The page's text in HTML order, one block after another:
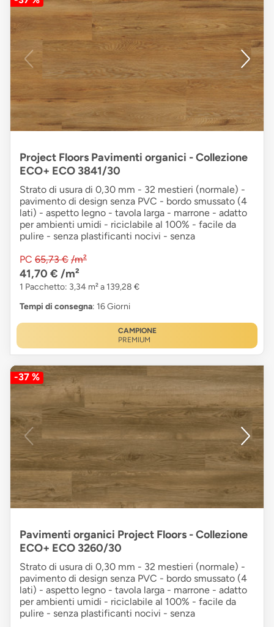
Project Floors Pavimenti organici - Collezione
ECO+ ECO 3841/30
Strato di usura di 0,30 mm - 32 mestieri (normale) -
pavimento di design senza PVC - bordo smussato (4
lati) - aspetto legno - tavola larga - marrone - adatto
per ambienti umidi - riciclabile al 100% - facile da
pulire - senza plastificanti nocivi - senza
PC 65,73 € /m²
41,70 € /m²
1 Pacchetto: 3,34 m² a 139,28 €
Tempi di consegna: 16 Giorni
CAMPIONE
PREMIUM
-37 %
Pavimenti organici Project Floors - Collezione
ECO+ ECO 3260/30
Strato di usura di 0,30 mm - 32 mestieri (normale) -
pavimento di design senza PVC - bordo smussato (4
lati) - aspetto legno - tavola larga - marrone - adatto
per ambienti umidi - riciclabile al 100% - facile da
pulire - senza plastificanti nocivi - senza